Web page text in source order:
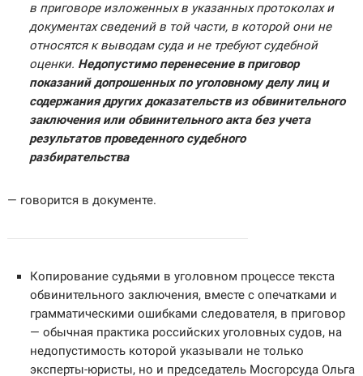
в приговоре изложенных в указанных протоколах и
документах сведений в той части, в которой они не
относятся к выводам суда и не требуют судебной
оценки. Недопустимо перенесение в приговор
показаний допрошенных по уголовному делу лиц и
содержания других доказательств из обвинительного
заключения или обвинительного акта без учета
результатов проведенного судебного
разбирательства
— говорится в документе.
Копирование судьями в уголовном процессе текста
обвинительного заключения, вместе с опечатками и
грамматическими ошибками следователя, в приговор
— обычная практика российских уголовных судов, на
недопустимость которой указывали не только
эксперты-юристы, но и председатель Мосгорсуда Ольга